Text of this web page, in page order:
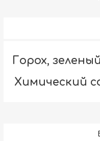
Горох,
Химический